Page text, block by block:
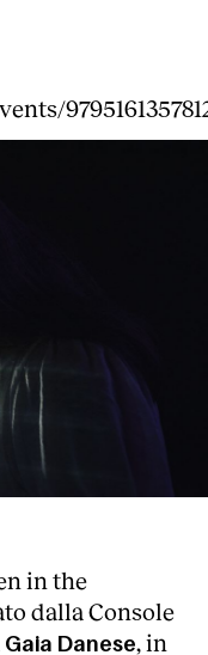
in the
dalla Console
Gaia Danese, in